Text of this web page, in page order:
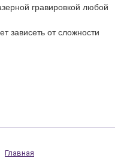
гравировкой любой
зависеть от сложности
Главная